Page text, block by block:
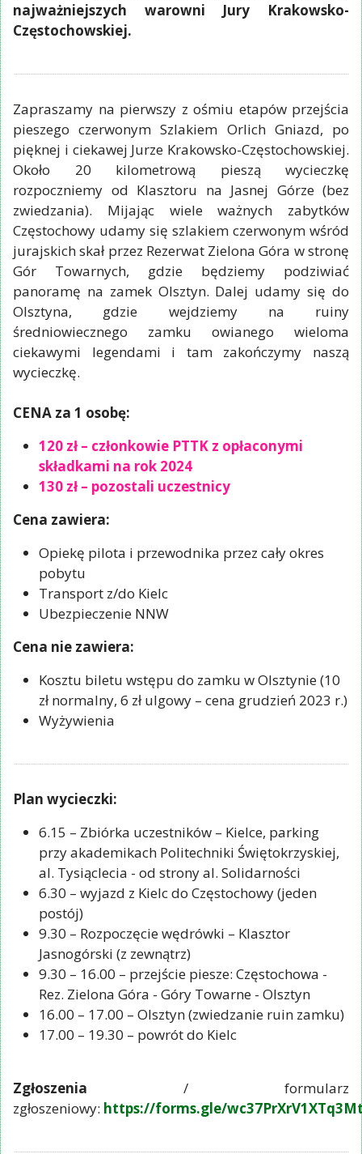
najważniejszych warowni Jury Krakowsko-
Częstochowskiej.
Zapraszamy na pierwszy z ośmiu etapów przejścia
pieszego czerwonym Szlakiem Orlich Gniazd, po
pięknej i ciekawej Jurze Krakowsko-Częstochowskiej.
Około 20 kilometrową pieszą wycieczkę
rozpoczniemy od Klasztoru na Jasnej Górze (bez
zwiedzania). Mijając wiele ważnych zabytków
Częstochowy udamy się szlakiem czerwonym wśród
jurajskich skał przez Rezerwat Zielona Góra w stronę
Gór Towarnych, gdzie będziemy podziwiać
panoramę na zamek Olsztyn. Dalej udamy się do
Olsztyna, gdzie wejdziemy na ruiny
średniowiecznego zamku owianego wieloma
ciekawymi legendami i tam zakończymy naszą
wycieczkę.
CENA za 1 osobę:
120 zł – członkowie PTTK z opłaconymi
składkami na rok 2024
130 zł – pozostali uczestnicy
Cena zawiera:
Opiekę pilota i przewodnika przez cały okres
pobytu
Transport z/do Kielc
Ubezpieczenie NNW
Cena nie zawiera:
Kosztu biletu wstępu do zamku w Olsztynie (10
zł normalny, 6 zł ulgowy – cena grudzień 2023 r.)
Wyżywienia
Plan wycieczki:
6.15 – Zbiórka uczestników – Kielce, parking
przy akademikach Politechniki Świętokrzyskiej,
al. Tysiąclecia - od strony al. Solidarności
6.30 – wyjazd z Kielc do Częstochowy (jeden
postój)
9.30 – Rozpoczęcie wędrówki – Klasztor
Jasnogórski (z zewnątrz)
9.30 – 16.00 – przejście piesze: Częstochowa -
Rez. Zielona Góra - Góry Towarne - Olsztyn
16.00 – 17.00 – Olsztyn (zwiedzanie ruin zamku)
17.00 – 19.30 – powrót do Kielc
Zgłoszenia / formularz
zgłoszeniowy: https://forms.gle/